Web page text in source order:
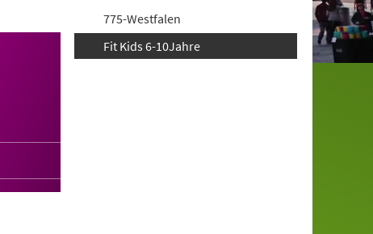
775-Westfalen
Fit Kids 6-10Jahre